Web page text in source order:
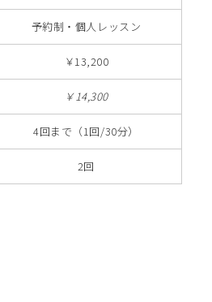
予約制・個人レッスン
￥13,200
￥14,300
4回まで（1回/30分）
2回